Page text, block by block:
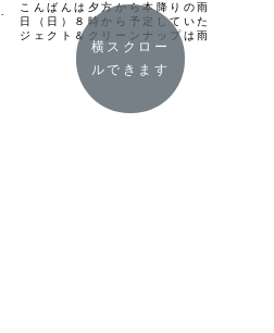
こんばんは夕方から本降りの雨になりま
日（日）８時から予定していた芝公園４
ジェクト＆クリーンナップは雨天の為１
させて頂きますまた、１０時の時点で雨
中止とさせて頂きます明日、15...
横スクロー
ルできます